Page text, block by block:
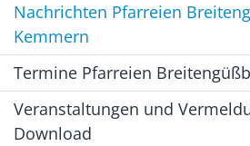
Nachrichten Pfarreien
Kemmern
Termine Pfarreien
Veranstaltungen und
Download